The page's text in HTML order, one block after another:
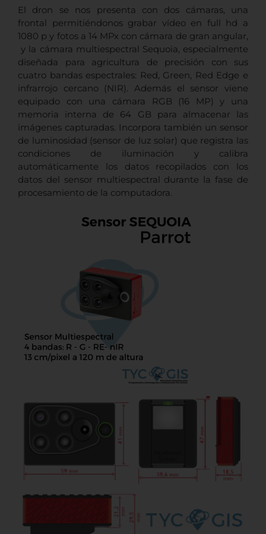
El dron se nos presenta con dos cámaras, una
frontal permitiéndonos grabar vídeo en full hd a
1080 p y fotos a 14 MPx con cámara de gran angular,
y la cámara multiespectral Sequoia, especialmente
diseñada para agricultura de precisión con sus
cuatro bandas espectrales: Red, Green, Red Edge e
infrarrojo cercano (NIR). Además el sensor viene
equipado con una cámara RGB (16 MP) y una
memoria interna de 64 GB para almacenar las
imágenes capturadas. Incorpora también un sensor
de luminosidad (sensor de luz solar) que registra las
condiciones de iluminación y calibra
automáticamente los datos recopilados con los
datos del sensor multiespectral durante la fase de
procesamiento de la computadora.